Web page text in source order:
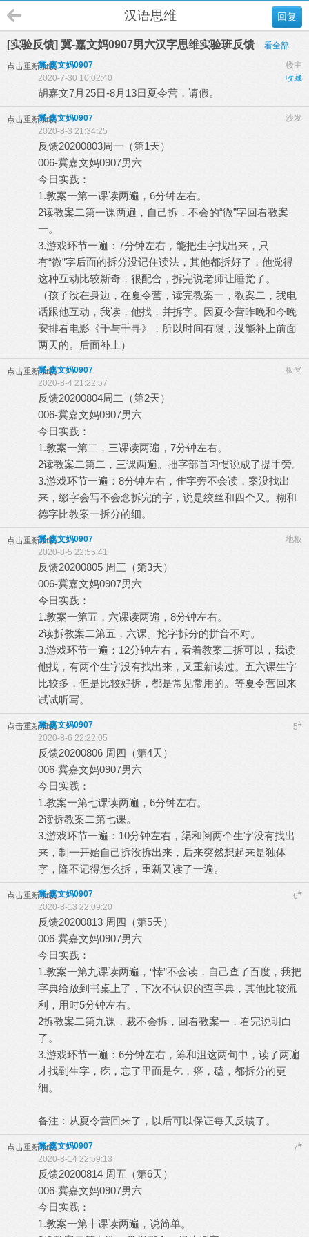
回复
汉语思维
[实验反馈] 冀-嘉文妈0907男六汉字思维实验班反馈 看全部
点击重新加载 楼主
冀-嘉文妈0907
收藏
2020-7-30 10:02:40
胡嘉文7月25日-8月13日夏令营，请假。
点击重新加载 沙发
冀-嘉文妈0907
2020-8-3 21:34:25
反馈20200803周一（第1天）
006-冀嘉文妈0907男六
今日实践：
1.教案一第一课读两遍，6分钟左右。
2读教案二第一课两遍，自己拆，不会的“微”字回看教案
一。
3.游戏环节一遍：7分钟左右，能把生字找出来，只
有“微”字后面的拆分没记住读法，其他都拆好了，他觉得
这种互动比较新奇，很配合，拆完说老师让睡觉了。
（孩子没在身边，在夏令营，读完教案一，教案二，我电
话跟他互动，我读，他找，并拆字。因夏令营昨晚和今晚
安排看电影《千与千寻》，所以时间有限，没能补上前面
两天的。后面补上）
点击重新加载 板凳
冀-嘉文妈0907
2020-8-4 21:22:57
反馈20200804周二（第2天）
006-冀嘉文妈0907男六
今日实践：
1.教案一第二，三课读两遍，7分钟左右。
2读教案二第二，三课两遍。拙字部首习惯说成了提手旁。
3.游戏环节一遍：8分钟左右，隹字旁不会读，案没找出
来，缀字会写不会念拆完的字，说是绞丝和四个又。糊和
德字比教案一拆分的细。
点击重新加载 地板
冀-嘉文妈0907
2020-8-5 22:55:41
反馈20200805 周三（第3天）
006-冀嘉文妈0907男六
今日实践：
1.教案一第五，六课读两遍，8分钟左右。
2读拆教案二第五，六课。抡字拆分的拼音不对。
3.游戏环节一遍：12分钟左右，看着教案二拆可以，我读
他找，有两个生字没有找出来，又重新读过。五六课生字
比较多，但是比较好拆，都是常见常用的。等夏令营回来
试试听写。
点击重新加载 5#
冀-嘉文妈0907
2020-8-6 22:22:05
反馈20200806 周四（第4天）
006-冀嘉文妈0907男六
今日实践：
1.教案一第七课读两遍，6分钟左右。
2读拆教案二第七课。
3.游戏环节一遍：10分钟左右，渠和阅两个生字没有找出
来，制一开始自己拆没拆出来，后来突然想起来是独体
字，隆不记得怎么拆，重新又读了一遍。
点击重新加载 6#
冀-嘉文妈0907
2020-8-13 22:09:20
反馈20200813 周四（第5天）
006-冀嘉文妈0907男六
今日实践：
1.教案一第九课读两遍，“悻”不会读，自己查了百度，我把
字典给放到书桌上了，下次不认识的查字典，其他比较流
利，用时5分钟左右。
2拆教案二第九课，裁不会拆，回看教案一，看完说明白
了。
3.游戏环节一遍：6分钟左右，筹和沮这两句中，读了两遍
才找到生字，疙，忘了里面是乞，瘩，磕，都拆分的更
细。
备注：从夏令营回来了，以后可以保证每天反馈了。
点击重新加载 7#
冀-嘉文妈0907
2020-8-14 22:59:13
反馈20200814 周五（第6天）
006-冀嘉文妈0907男六
今日实践：
1.教案一第十课读两遍，说简单。